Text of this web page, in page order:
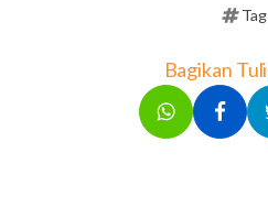
Bagikan